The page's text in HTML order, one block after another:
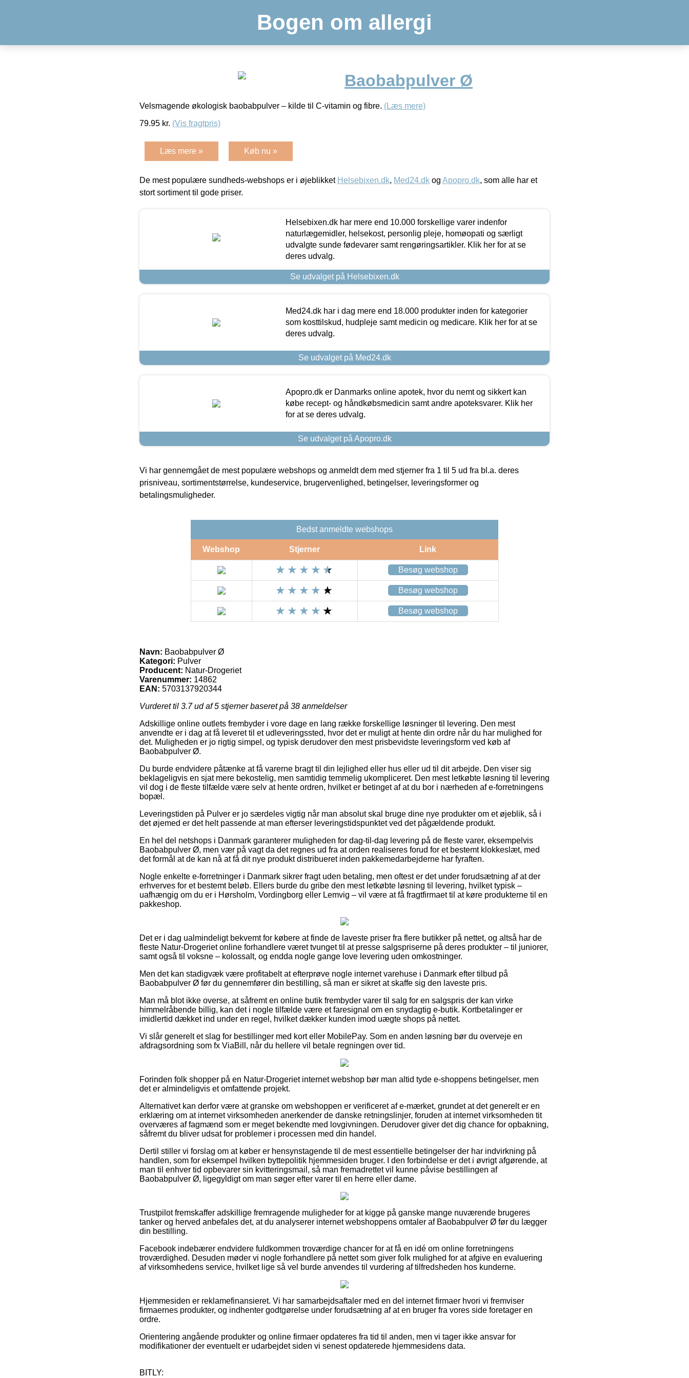
Bogen om allergi
Baobabpulver Ø
Velsmagende økologisk baobabpulver – kilde til C-vitamin og fibre. (Læs mere)
79.95 kr. (Vis fragtpris)
Læs mere » Køb nu »
De mest populære sundheds-webshops er i øjeblikket Helsebixen.dk, Med24.dk og Apopro.dk, som alle har et
stort sortiment til gode priser.
Helsebixen.dk har mere end 10.000 forskellige varer indenfor
naturlægemidler, helsekost, personlig pleje, homøopati og særligt
udvalgte sunde fødevarer samt rengøringsartikler. Klik her for at se
deres udvalg.
Se udvalget på Helsebixen.dk
Med24.dk har i dag mere end 18.000 produkter inden for kategorier
som kosttilskud, hudpleje samt medicin og medicare. Klik her for at se
deres udvalg.
Se udvalget på Med24.dk
Apopro.dk er Danmarks online apotek, hvor du nemt og sikkert kan
købe recept- og håndkøbsmedicin samt andre apoteksvarer. Klik her
for at se deres udvalg.
Se udvalget på Apopro.dk
Vi har gennemgået de mest populære webshops og anmeldt dem med stjerner fra 1 til 5 ud fra bl.a. deres
prisniveau, sortimentstørrelse, kundeservice, brugervenlighed, betingelser, leveringsformer og
betalingsmuligheder.
Bedst anmeldte webshops
Webshop Stjerner Link
Besøg webshop
Besøg webshop
Besøg webshop
Navn: Baobabpulver Ø
Kategori: Pulver
Producent: Natur-Drogeriet
Varenummer: 14862
EAN: 5703137920344
Vurderet til 3.7ud af 5 stjerner baseret på 38 anmeldelser
Adskillige online outlets frembyder i vore dage en lang række forskellige løsninger til levering. Den mest
anvendte er i dag at få leveret til et udleveringssted, hvor det er muligt at hente din ordre når du har mulighed for
det. Muligheden er jo rigtig simpel, og typisk derudover den mest prisbevidste leveringsform ved køb af
Baobabpulver Ø.
Du burde endvidere påtænke at få varerne bragt til din lejlighed eller hus eller ud til dit arbejde. Den viser sig
beklageligvis en sjat mere bekostelig, men samtidig temmelig ukompliceret. Den mest letkøbte løsning til levering
vil dog i de fleste tilfælde være selv at hente ordren, hvilket er betinget af at du bor i nærheden af e-forretningens
bopæl.
Leveringstiden på Pulver er jo særdeles vigtig når man absolut skal bruge dine nye produkter om et øjeblik, så i
det øjemed er det helt passende at man efterser leveringstidspunktet ved det pågældende produkt.
En hel del netshops i Danmark garanterer muligheden for dag-til-dag levering på de fleste varer, eksempelvis
Baobabpulver Ø, men vær på vagt da det regnes ud fra at orden realiseres forud for et bestemt klokkeslæt, med
det formål at de kan nå at få dit nye produkt distribueret inden pakkemedarbejderne har fyraften.
Nogle enkelte e-forretninger i Danmark sikrer fragt uden betaling, men oftest er det under forudsætning af at der
erhverves for et bestemt beløb. Ellers burde du gribe den mest letkøbte løsning til levering, hvilket typisk –
uafhængig om du er i Hørsholm, Vordingborg eller Lemvig – vil være at få fragtfirmaet til at køre produkterne til en
pakkeshop.
Det er i dag ualmindeligt bekvemt for købere at finde de laveste priser fra flere butikker på nettet, og altså har de
fleste Natur-Drogeriet online forhandlere været tvunget til at presse salgspriserne på deres produkter – til juniorer,
samt også til voksne – kolossalt, og endda nogle gange love levering uden omkostninger.
Men det kan stadigvæk være profitabelt at efterprøve nogle internet varehuse i Danmark efter tilbud på
Baobabpulver Ø før du gennemfører din bestilling, så man er sikret at skaffe sig den laveste pris.
Man må blot ikke overse, at såfremt en online butik frembyder varer til salg for en salgspris der kan virke
himmelråbende billig, kan det i nogle tilfælde være et faresignal om en snydagtig e-butik. Kortbetalinger er
imidlertid dækket ind under en regel, hvilket dækker kunden imod uægte shops på nettet.
Vi slår generelt et slag for bestillinger med kort eller MobilePay. Som en anden løsning bør du overveje en
afdragsordning som fx ViaBill, når du hellere vil betale regningen over tid.
Forinden folk shopper på en Natur-Drogeriet internet webshop bør man altid tyde e-shoppens betingelser, men
det er almindeligvis et omfattende projekt.
Alternativet kan derfor være at granske om webshoppen er verificeret af e-mærket, grundet at det generelt er en
erklæring om at internet virksomheden anerkender de danske retningslinjer, foruden at internet virksomheden tit
overværes af fagmænd som er meget bekendte med lovgivningen. Derudover giver det dig chance for opbakning,
såfremt du bliver udsat for problemer i processen med din handel.
Dertil stiller vi forslag om at køber er hensynstagende til de mest essentielle betingelser der har indvirkning på
handlen, som for eksempel hvilken byttepolitik hjemmesiden bruger. I den forbindelse er det i øvrigt afgørende, at
man til enhver tid opbevarer sin kvitteringsmail, så man fremadrettet vil kunne påvise bestillingen af
Baobabpulver Ø, ligegyldigt om man søger efter varer til en herre eller dame.
Trustpilot fremskaffer adskillige fremragende muligheder for at kigge på ganske mange nuværende brugeres
tanker og herved anbefales det, at du analyserer internet webshoppens omtaler af Baobabpulver Ø før du lægger
din bestilling.
Facebook indebærer endvidere fuldkommen troværdige chancer for at få en idé om online forretningens
troværdighed. Desuden møder vi nogle forhandlere på nettet som giver folk mulighed for at afgive en evaluering
af virksomhedens service, hvilket lige så vel burde anvendes til vurdering af tilfredsheden hos kunderne.
Hjemmesiden er reklamefinansieret. Vi har samarbejdsaftaler med en del internet firmaer hvori vi fremviser
firmaernes produkter, og indhenter godtgørelse under forudsætning af at en bruger fra vores side foretager en
ordre.
Orientering angående produkter og online firmaer opdateres fra tid til anden, men vi tager ikke ansvar for
modifikationer der eventuelt er udarbejdet siden vi senest opdaterede hjemmesidens data.
BITLY: